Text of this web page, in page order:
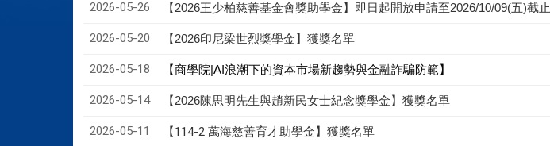
2026-05-26 【2026王少柏慈善基金會獎助學金】即日起開放申請至2026/10/09(五)截止
2026-05-20 【2026印尼梁世烈獎學金】獲獎名單
2026-05-18 【商學院|AI浪潮下的資本市場新趨勢與金融詐騙防範】
2026-05-14 【2026陳思明先生與趙新民女士紀念獎學金】獲獎名單
2026-05-11 【114-2 萬海慈善育才助學金】獲獎名單